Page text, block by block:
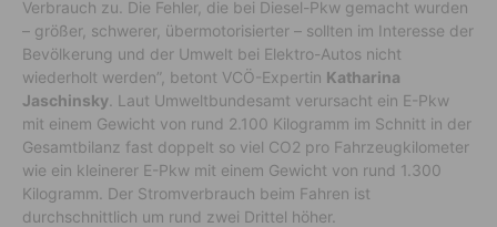
Verbrauch zu. Die Fehler, die bei Diesel-Pkw gemacht wurden
– größer, schwerer, übermotorisierter – sollten im Interesse der
Bevölkerung und der Umwelt bei Elektro-Autos nicht
wiederholt werden”, betont VCÖ-Expertin Katharina
Jaschinsky . Laut Umweltbundesamt verursacht ein E-Pkw
mit einem Gewicht von rund 2.100 Kilogramm im Schnitt in der
Gesamtbilanz fast doppelt so viel CO2 pro Fahrzeugkilometer
wie ein kleinerer E-Pkw mit einem Gewicht von rund 1.300
Kilogramm. Der Stromverbrauch beim Fahren ist
durchschnittlich um rund zwei Drittel höher.